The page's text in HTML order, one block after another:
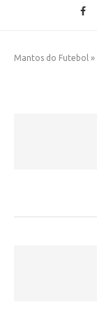
Mantos do Futebol »